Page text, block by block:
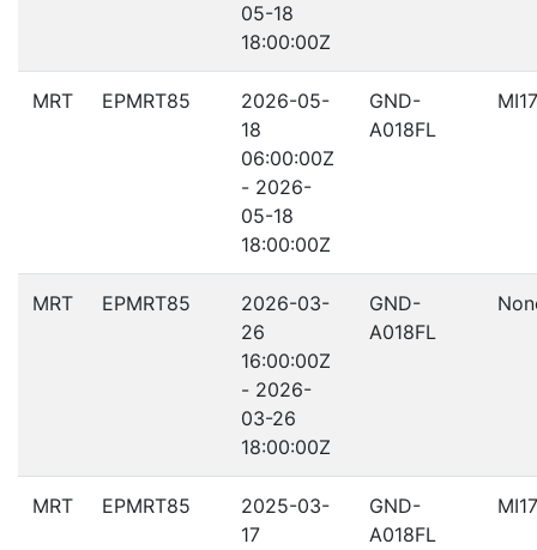
05-18
18:00:00Z
MRT EPMRT85
2026-05-
18
06:00:00Z
- 2026-
05-18
18:00:00Z
GND-
A018FL
MI17
MRT EPMRT85
2026-03-
26
16:00:00Z
- 2026-
03-26
18:00:00Z
GND-
A018FL
MRT EPMRT85
2025-03-
17
GND-
A018FL
MI17